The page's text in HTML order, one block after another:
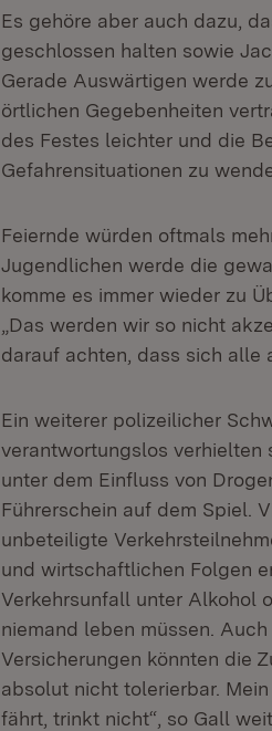
Es gehöre aber auch dazu,
geschlossen halten sowie
Gerade Auswärtigen werde
örtlichen Gegebenheiten
des Festes leichter und die
Gefahrensituationen zu
Feiernde würden oftmals
Jugendlichen werde die
komme es immer wieder zu
„Das werden wir so nicht
darauf achten, dass sich alle
Ein weiterer polizeilicher
verantwortungslos verhielten
unter dem Einfluss von
Führerschein auf dem Spiel.
unbeteiligte
und wirtschaftlichen Folgen
Verkehrsunfall unter Alkohol
niemand leben müssen.
Versicherungen könnten die
absolut nicht tolerierbar.
fährt, trinkt nicht“, so Gall